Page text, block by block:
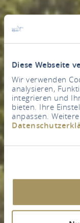
Diese Webseite
Wir verwenden
analysieren,
integrieren und
bieten. Ihre
anpassen.